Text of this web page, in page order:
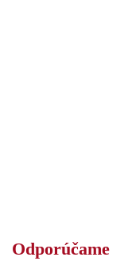
Odporúčame